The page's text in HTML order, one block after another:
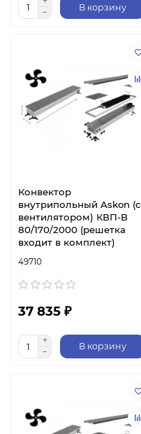
В корзину
Конвектор
внутрипольный Askon (с
вентилятором) КВП-В
80/170/2000 (решетка
входит в комплект)
49710
37 835 ₽
В корзину